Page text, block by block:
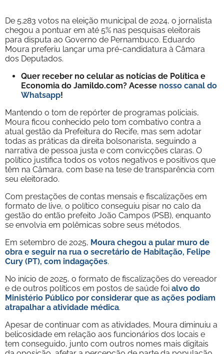
De 5.283 votos na eleição municipal de 2024, o jornalista
chegou a pontuar em até 5% nas pesquisas eleitorais
para disputa ao Governo de Pernambuco. Eduardo
Moura preferiu lançar uma pré-candidatura à Câmara
dos Deputados.
Quer receber no celular as notícias de Política e
Economia do Jamildo.com? Acesse nosso canal do
Whatsapp!
Mantendo o tom de repórter de programas policiais,
Moura ficou conhecido pelo tom combativo contra a
atual gestão da Prefeitura do Recife, mas sem adotar
todas as práticas da direita bolsonarista, seguindo a
narrativa de pessoa justa e com convicções claras. O
político justifica todos os votos negativos e positivos que
têm na Câmara, com base na tese de transparência com
seu eleitorado.
Com prestações de contas mensais e fiscalizações em
formato de live, o político conseguiu pisar no calo da
gestão do então prefeito João Campos (PSB), enquanto
se envolvia em polêmicas sobre seus métodos.
Em setembro de 2025, Moura chegou a pular muro de
obra e seguir na rua o secretário de Habitação, Felipe
Cury (PT), com indagações.
No início de 2025, o formato de fiscalizações do vereador
e de outros políticos em postos de saúde foi alvo do
Ministério Público por considerar que as ações podiam
atrapalhar a atividade médica.
Apesar de continuar com as atividades, Moura diminuiu a
belicosidade em relação aos funcionários dos locais e
tem conseguido, junto com outros nomes mais digitais